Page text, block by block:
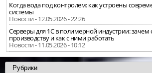
Когда вода под контролем: как устроены
системы
Новости - 12.05.2026 - 22:26
Серверы для 1С в полимерной индустрии:
производству и как с ними работать
Новости - 11.05.2026 - 10:12